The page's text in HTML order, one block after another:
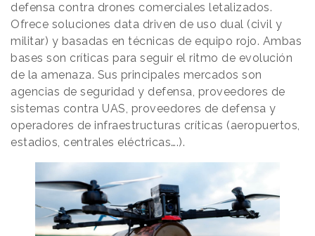
defensa contra drones comerciales letalizados.
Ofrece soluciones data driven de uso dual (civil y
militar) y basadas en técnicas de equipo rojo. Ambas
bases son críticas para seguir el ritmo de evolución
de la amenaza. Sus principales mercados son
agencias de seguridad y defensa, proveedores de
sistemas contra UAS, proveedores de defensa y
operadores de infraestructuras críticas (aeropuertos,
estadios, centrales eléctricas….).